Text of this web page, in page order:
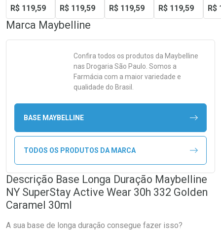
R$ 119,59
R$ 119,59
R$ 119,59
R$ 119,59 R$
Marca Maybelline
Confira todos os produtos da Maybelline
nas Drogaria São Paulo. Somos a
Farmácia com a maior variedade e
qualidade do Brasil.
BASE MAYBELLINE
TODOS OS PRODUTOS DA MARCA
Descrição Base Longa Duração Maybelline
NY SuperStay Active Wear 30h 332 Golden
Caramel 30ml
A sua base de longa duração consegue fazer isso?